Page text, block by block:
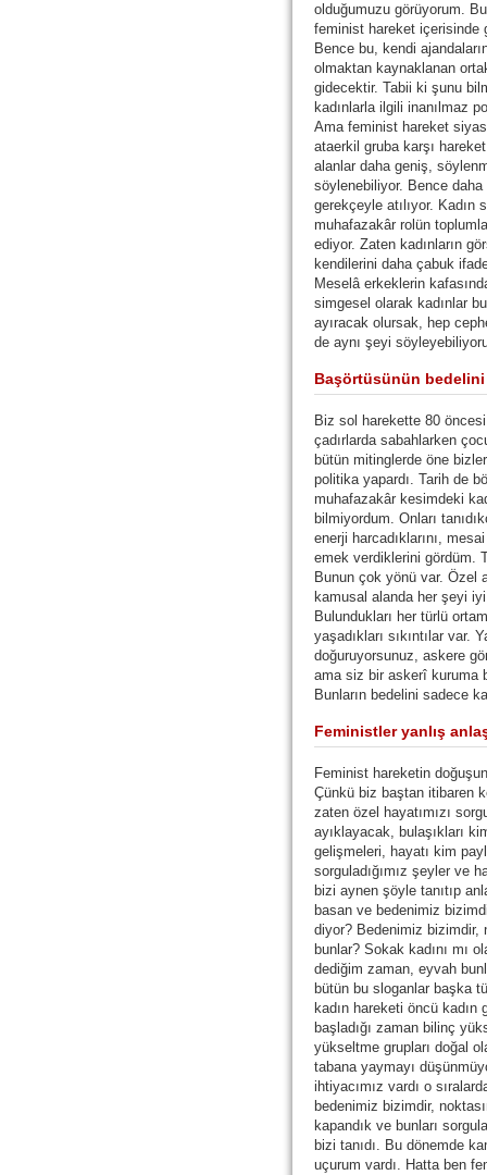
olduğumuzu görüyorum.
feminist hareket içerisinde
Bence bu, kendi
olmaktan kaynaklanan
gidecektir. Tabii ki şunu
kadınlarla ilgili inanılmaz
Ama feminist hareket
ataerkil gruba karşı
alanlar daha geniş,
söylenebiliyor. Bence
gerekçeyle atılıyor.
muhafazakâr rolün
ediyor. Zaten kadınların
kendilerini daha çabuk
Meselâ erkeklerin
simgesel olarak kadınlar
ayıracak olursak, hep
de aynı şeyi
Başörtüsünün
Biz sol harekette 80
çadırlarda sabahlarken
bütün mitinglerde öne
politika yapardı. Tarih de
muhafazakâr kesimdeki
bilmiyordum. Onları
enerji harcadıklarını,
emek verdiklerini gördüm.
Bunun çok yönü var. Özel
kamusal alanda her şeyi
Bulundukları her türlü
yaşadıkları sıkıntılar var.
doğuruyorsunuz, askere
ama siz bir askerî kuruma
Bunların bedelini sadece
Feministler yanlış
Feminist hareketin
Çünkü biz baştan itibaren
zaten özel hayatımızı
ayıklayacak, bulaşıkları
gelişmeleri, hayatı kim
sorguladığımız şeyler ve
bizi aynen şöyle tanıtıp
basan ve bedenimiz
diyor? Bedenimiz bizimdir,
bunlar? Sokak kadını mı
dediğim zaman, eyvah
bütün bu sloganlar başka
kadın hareketi öncü kadın
başladığı zaman bilinç
yükseltme grupları doğal
tabana yaymayı
ihtiyacımız vardı o
bedenimiz bizimdir,
kapandık ve bunları
bizi tanıdı. Bu dönemde
uçurum vardı. Hatta ben